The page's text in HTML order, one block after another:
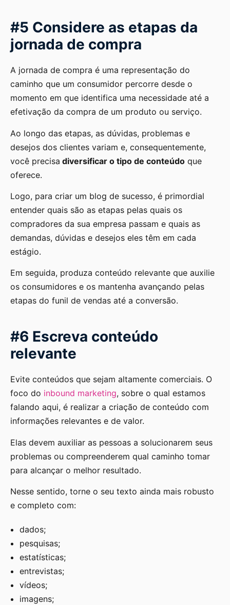
#5 Considere as etapas da
jornada de compra
A jornada de compra é uma representação do
caminho que um consumidor percorre desde o
momento em que identifica uma necessidade até a
efetivação da compra de um produto ou serviço.
Ao longo das etapas, as dúvidas, problemas e
desejos dos clientes variam e, consequentemente,
você precisa diversificar o tipo de conteúdo que
oferece.
Logo, para criar um blog de sucesso, é primordial
entender quais são as etapas pelas quais os
compradores da sua empresa passam e quais as
demandas, dúvidas e desejos eles têm em cada
estágio.
Em seguida, produza conteúdo relevante que auxilie
os consumidores e os mantenha avançando pelas
etapas do funil de vendas até a conversão.
#6 Escreva conteúdo
relevante
Evite conteúdos que sejam altamente comerciais. O
foco do inbound marketing, sobre o qual estamos
falando aqui, é realizar a criação de conteúdo com
informações relevantes e de valor.
Elas devem auxiliar as pessoas a solucionarem seus
problemas ou compreenderem qual caminho tomar
para alcançar o melhor resultado.
Nesse sentido, torne o seu texto ainda mais robusto
e completo com:
dados;
pesquisas;
estatísticas;
entrevistas;
vídeos;
imagens;